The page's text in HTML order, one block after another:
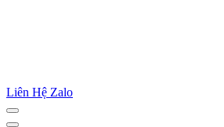
Liên Hệ Zalo